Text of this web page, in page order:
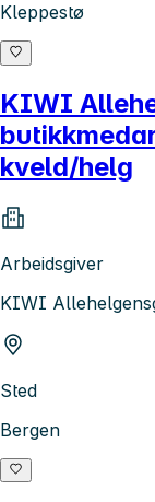
Kleppestø
KIWI
kveld/helg
Arbeidsgiver
KIWI
Sted
Bergen